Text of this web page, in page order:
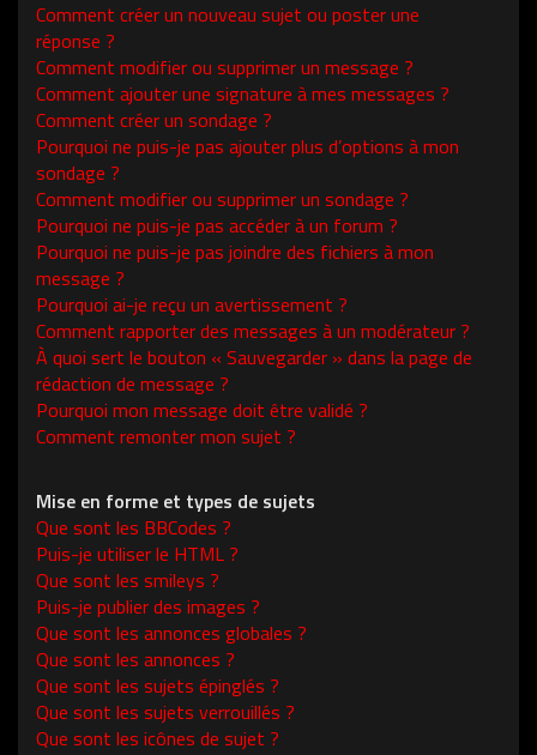
Comment créer un nouveau sujet ou poster une
réponse ?
Comment modifier ou supprimer un message ?
Comment ajouter une signature à mes messages ?
Comment créer un sondage ?
Pourquoi ne puis-je pas ajouter plus d’options à mon
sondage ?
Comment modifier ou supprimer un sondage ?
Pourquoi ne puis-je pas accéder à un forum ?
Pourquoi ne puis-je pas joindre des fichiers à mon
message ?
Pourquoi ai-je reçu un avertissement ?
Comment rapporter des messages à un modérateur ?
À quoi sert le bouton « Sauvegarder » dans la page de
rédaction de message ?
Pourquoi mon message doit être validé ?
Comment remonter mon sujet ?
Mise en forme et types de sujets
Que sont les BBCodes ?
Puis-je utiliser le HTML ?
Que sont les smileys ?
Puis-je publier des images ?
Que sont les annonces globales ?
Que sont les annonces ?
Que sont les sujets épinglés ?
Que sont les sujets verrouillés ?
Que sont les icônes de sujet ?